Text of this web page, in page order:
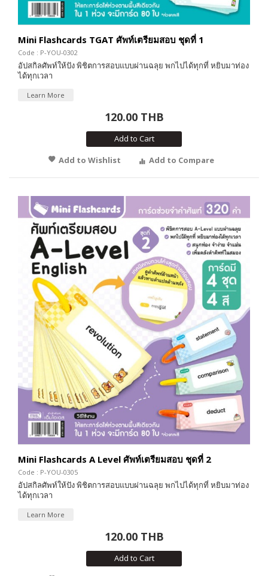
Mini Flashcards TGAT ศัพท์เตรียมสอบ ชุดที่ 1
Code : P-YOU-0302
อัปสกิลศัพท์ให้ปัง พิชิตการสอบแบบผ่านฉลุย พกไปได้ทุกที่ หยิบมาท่อง
ได้ทุกเวลา
Learn More
120.00 THB
Add to Cart
Add to Wishlist
Add to Compare
Mini Flashcards A Level ศัพท์เตรียมสอบ ชุดที่ 2
Code : P-YOU-0305
อัปสกิลศัพท์ให้ปัง พิชิตการสอบแบบผ่านฉลุย พกไปได้ทุกที่ หยิบมาท่อง
ได้ทุกเวลา
Learn More
120.00 THB
Add to Cart